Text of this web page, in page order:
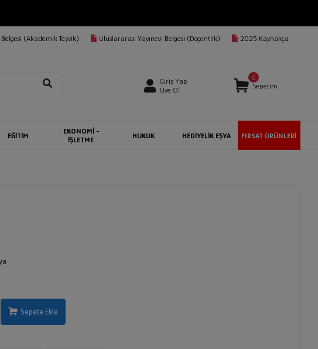
(Akademik Teşvik) Uluslararası Yayınevi Belgesi (Doçentlik) 2025 Kaynakça
Giriş Yap
Üye Ol
0
Sepetim
EĞİTİM
EKONOMİ -
İŞLETME
HUKUK HEDİYELİK EŞYA FIRSAT ÜRÜNLERİ
Sepete Ekle